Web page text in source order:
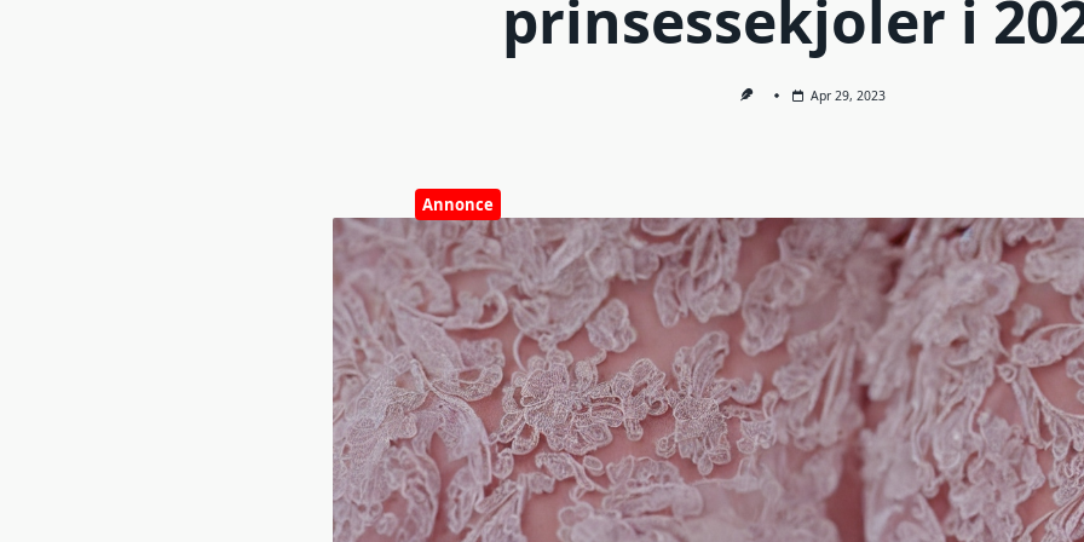
prinsessekjoler i
Apr 29, 2023
Annonce